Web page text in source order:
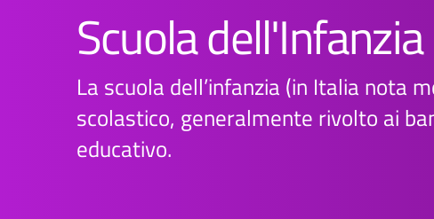
Scuola dell'Infanzia
La scuola dell’infanzia (in Italia nota
scolastico, generalmente rivolto ai
educativo.